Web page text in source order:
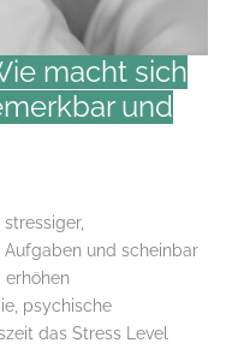
macht sich
und
und scheinbar
erhöhen
psychische
das Stress Level